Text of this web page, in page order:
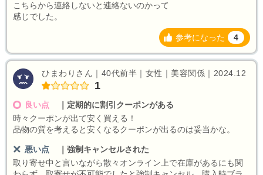
こちらから連絡しないと連絡ないのかって
感じでした。
参考になった 4
ひまわりさん｜40代前半｜女性｜美容関係｜2024.12
1
良い点
定期的に割引クーポンがある
時々クーポンが出て安く買える！
品物の質を考えると安くなるクーポンが出るのは妥当かな。
悪い点
強制キャンセルされた
取り寄せ中と言いながら散々オンライン上で在庫があるにも関